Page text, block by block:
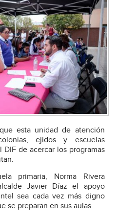
esta unidad de atención
ejidos y escuelas
de acercar los programas
primaria, Norma Rivera
Javier Díaz el apoyo
sea cada vez más digno
se preparan en sus aulas.